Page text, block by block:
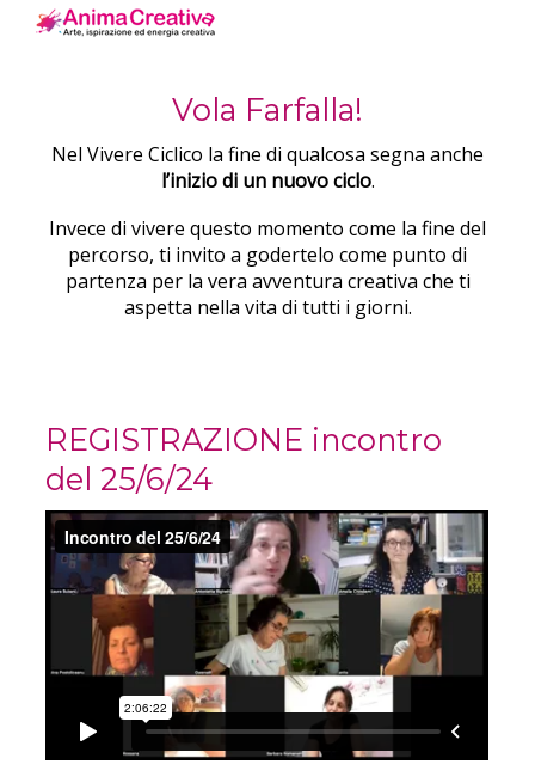
Vola Farfalla!
Nel Vivere Ciclico la fine di qualcosa segna anche
l’inizio di un nuovo ciclo.
Invece di vivere questo momento come la fine del
percorso, ti invito a godertelo come punto di
partenza per la vera avventura creativa che ti
aspetta nella vita di tutti i giorni.
REGISTRAZIONE incontro
del 25/6/24